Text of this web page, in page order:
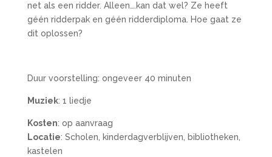
net als een ridder. Alleen….kan dat wel? Ze heeft
géén ridderpak en géén ridderdiploma. Hoe gaat ze
dit oplossen?
Duur voorstelling: ongeveer 40 minuten
Muziek: 1 liedje
Kosten: op aanvraag
Locatie: Scholen, kinderdagverblijven, bibliotheken,
kastelen